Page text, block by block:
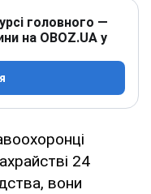
головного —
на OBOZ.UA у
24
вони